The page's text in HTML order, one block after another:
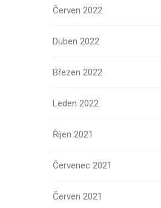
Červen 2022
Duben 2022
Březen 2022
Leden 2022
Říjen 2021
Červenec 2021
Červen 2021